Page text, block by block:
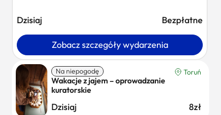
Dzisiaj Bezpłatne
Zobacz szczegóły wydarzenia
Na niepogodę Toruń
Wakacje z jajem – oprowadzanie
kuratorskie
Dzisiaj 8zł